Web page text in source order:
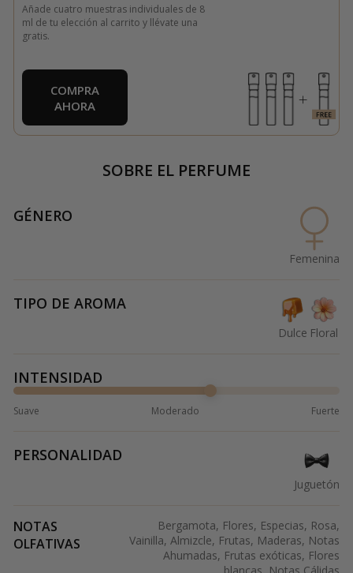
Añade cuatro muestras individuales de 8
ml de tu elección al carrito y llévate una
gratis.
COMPRA
AHORA
SOBRE EL PERFUME
GÉNERO
Femenina
TIPO DE AROMA
Dulce Floral
INTENSIDAD
Suave Moderado Fuerte
PERSONALIDAD
Juguetón
NOTAS
OLFATIVAS
Bergamota, Flores, Especias, Rosa,
Vainilla, Almizcle, Frutas, Maderas, Notas
Ahumadas, Frutas exóticas, Flores